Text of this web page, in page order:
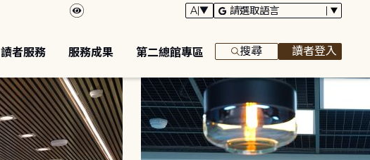
讀者服務 服務成果 第二總館專區 搜尋 讀者登入